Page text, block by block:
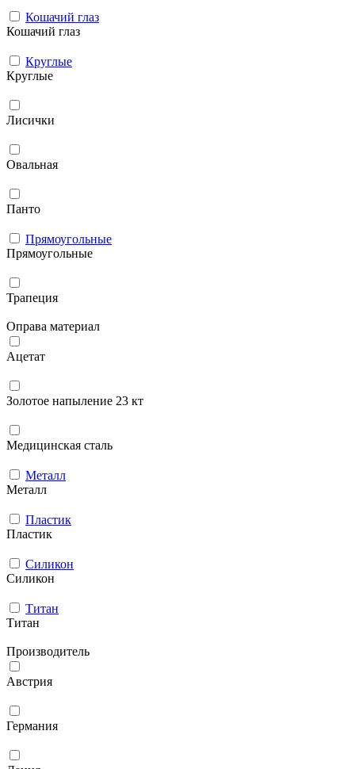
Кошачий глаз
Кошачий глаз
Круглые
Круглые
Лисички
Овальная
Панто
Прямоугольные
Прямоугольные
Трапеция
Оправа материал
Ацетат
Золотое напыление 23 кт
Медицинская сталь
Металл
Металл
Пластик
Пластик
Силикон
Силикон
Титан
Титан
Производитель
Австрия
Германия